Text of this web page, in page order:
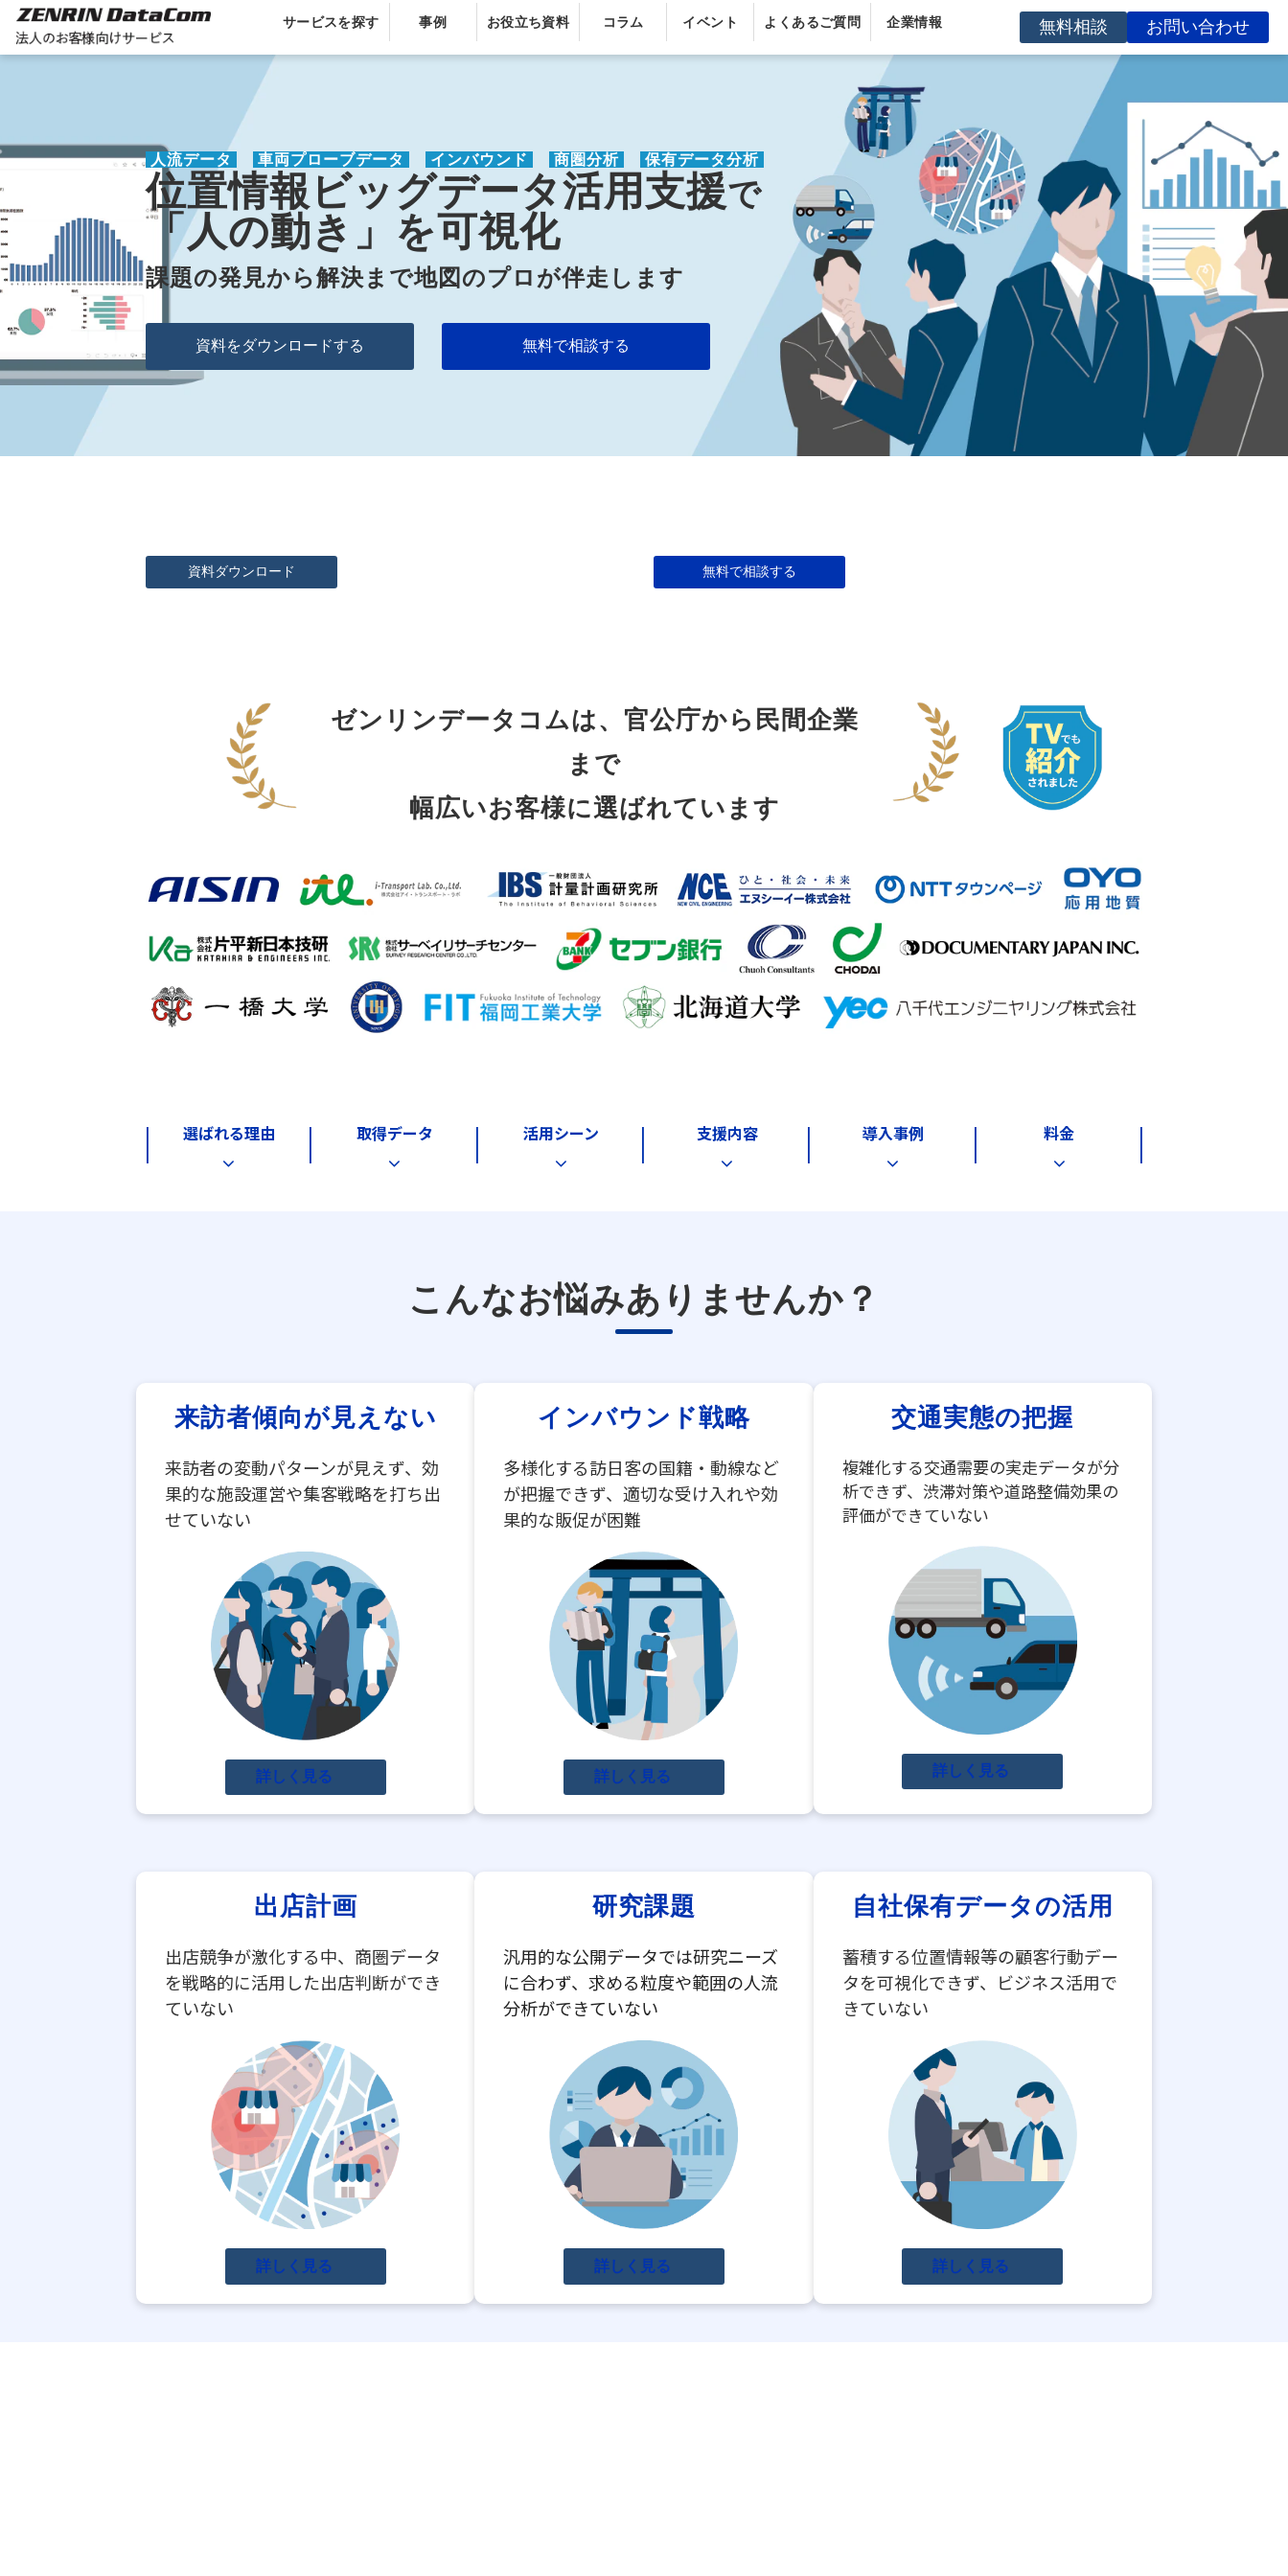
サービスを探す 事例 お役立ち資料 コラム イベント よくあるご質問 企業情報 無料相談 お問い合わせ
人流データ 車両プローブデータ インバウンド 商圏分析 保有データ分析
位置情報ビッグデータ活用支援で
「人の動き」を可視化
課題の発見から解決まで地図のプロが伴走します
資料をダウンロードする 無料で相談する
資料ダウンロード 無料で相談する
ゼンリンデータコムは、官公庁から民間企業
まで
幅広いお客様に選ばれています
選ばれる理由 取得データ 活用シーン 支援内容 導入事例 料金
こんなお悩みありませんか？
来訪者傾向が見えない
来訪者の変動パターンが見えず、効
果的な施設運営や集客戦略を打ち出
せていない
詳しく見る
インバウンド戦略
多様化する訪日客の国籍・動線など
が把握できず、適切な受け入れや効
果的な販促が困難
詳しく見る
交通実態の把握
複雑化する交通需要の実走データが分
析できず、渋滞対策や道路整備効果の
評価ができていない
詳しく見る
出店計画
出店競争が激化する中、商圏データ
を戦略的に活用した出店判断ができ
ていない
詳しく見る
研究課題
汎用的な公開データでは研究ニーズ
に合わず、求める粒度や範囲の人流
分析ができていない
詳しく見る
自社保有データの活用
蓄積する位置情報等の顧客行動デー
タを可視化できず、ビジネス活用で
きていない
詳しく見る